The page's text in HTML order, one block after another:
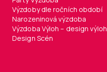
Výzdoby dle ročních období
Narozeninová výzdoba
Výzdoba Výloh – design výloh
Design Scén